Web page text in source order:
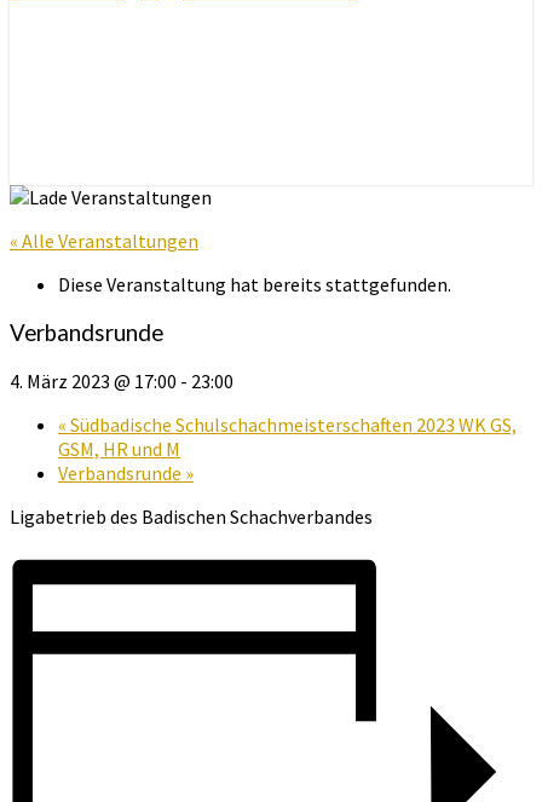
« Alle Veranstaltungen
Diese Veranstaltung hat bereits stattgefunden.
Verbandsrunde
4. März 2023 @ 17:00 - 23:00
« Südbadische Schulschachmeisterschaften 2023 WK GS,
GSM, HR und M
Verbandsrunde »
Ligabetrieb des Badischen Schachverbandes